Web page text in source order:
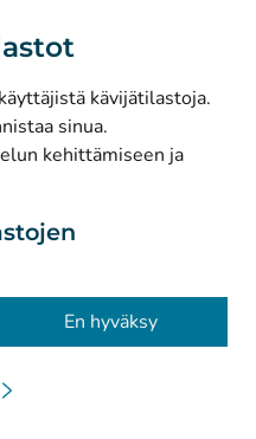
kävijätilastoja.
sinua.
kehittämiseen ja
En hyväksy
)